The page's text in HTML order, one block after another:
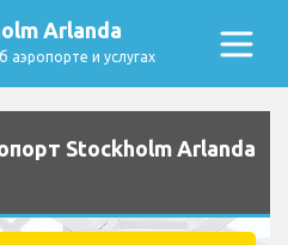
Arlanda
и услугах
Stockholm Arlanda